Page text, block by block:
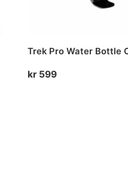
Trek Pro Water Bottle
kr 599